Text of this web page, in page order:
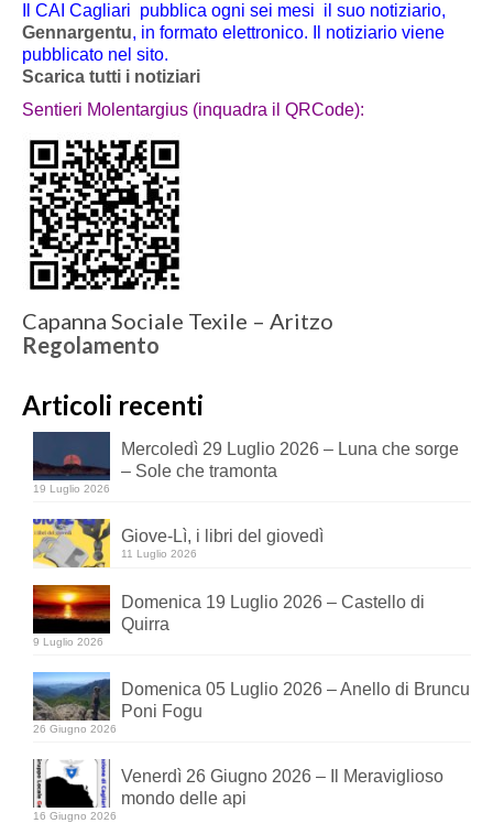
Il CAI Cagliari pubblica ogni sei mesi il suo notiziario,
Gennargentu, in formato elettronico. Il notiziario viene
pubblicato nel sito.
Scarica tutti i notiziari
Sentieri Molentargius (inquadra il QRCode):
Capanna Sociale Texile – Aritzo
Regolamento
Articoli recenti
Mercoledì 29 Luglio 2026 – Luna che sorge
– Sole che tramonta
19 Luglio 2026
Giove-Lì, i libri del giovedì
11 Luglio 2026
Domenica 19 Luglio 2026 – Castello di
Quirra
9 Luglio 2026
Domenica 05 Luglio 2026 – Anello di Bruncu
Poni Fogu
26 Giugno 2026
Venerdì 26 Giugno 2026 – Il Meraviglioso
mondo delle api
16 Giugno 2026